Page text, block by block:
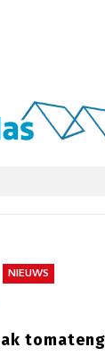
NIEUWS